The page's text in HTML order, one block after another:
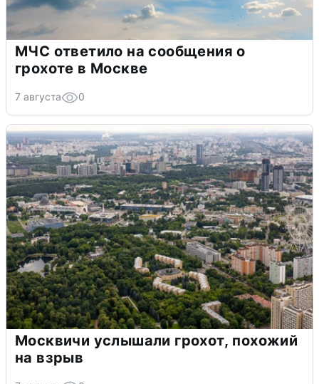
МЧС ответило на сообщения о
грохоте в Москве
7 августа 0
Москвичи услышали грохот, похожий
на взрыв